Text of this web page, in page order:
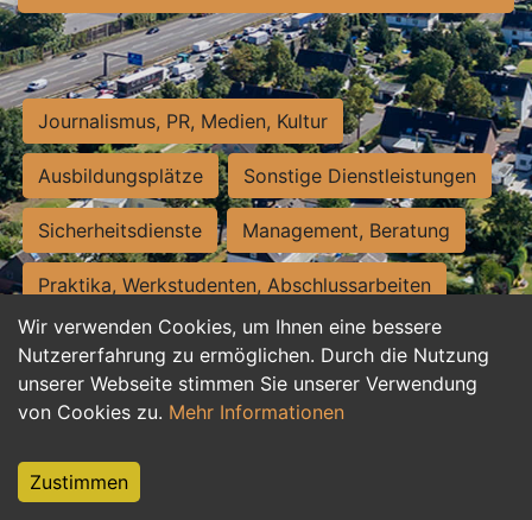
Wir verwenden Cookies, um Ihnen eine bessere
Nutzererfahrung zu ermöglichen. Durch die Nutzung
unserer Webseite stimmen Sie unserer Verwendung
von Cookies zu. Mehr Informationen
Zustimmen
Journalismus, PR, Medien, Kultur
Ausbildungsplätze Sonstige Dienstleistungen
Sicherheitsdienste Management, Beratung
Praktika, Werkstudenten, Abschlussarbeiten
Personalwesen Assistenz, Sekretariat
Hilfskräfte, Aushilfs- und Nebenjobs
Weiterbildung, Studium, duale Ausbildung